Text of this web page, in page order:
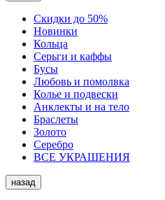
Скидки до 50%
Новинки
Кольца
Серьги и каффы
Бусы
Любовь и помолвка
Колье и подвески
Анклекты и на тело
Браслеты
Золото
Серебро
ВСЕ УКРАШЕНИЯ
назад